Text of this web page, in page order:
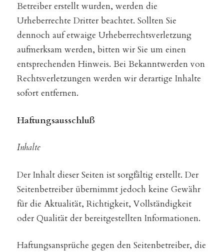
Betreiber erstellt wurden, werden die
Urheberrechte Dritter beachtet. Sollten Sie
dennoch auf etwaige Urheberrechtsverletzung
aufmerksam werden, bitten wir Sie um einen
entsprechenden Hinweis. Bei Bekanntwerden von
Rechtsverletzungen werden wir derartige Inhalte
sofort entfernen.
Haftungsausschluß
Inhalte
Der Inhalt dieser Seiten ist sorgfältig erstellt. Der
Seitenbetreiber übernimmt jedoch keine Gewähr
für die Aktualität, Richtigkeit, Vollständigkeit
oder Qualität der bereitgestellten Informationen.
Haftungsansprüche gegen den Seitenbetreiber, die